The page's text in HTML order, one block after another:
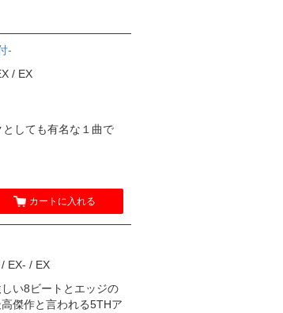
-
/ EX
としても有名な１曲で
カートに入れる
EX- / EX
い8ビートとエッジの
傑作と言われる5THア